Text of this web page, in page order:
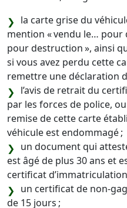
la carte grise du
mention « vendu le… pour
pour destruction », ainsi
si vous avez perdu cette
remettre une déclaration
l’avis de retrait du
par les forces de police,
remise de cette carte
véhicule est endommagé ;
un document qui
est âgé de plus 30 ans et
certificat
un certificat de non-
de 15 jours ;